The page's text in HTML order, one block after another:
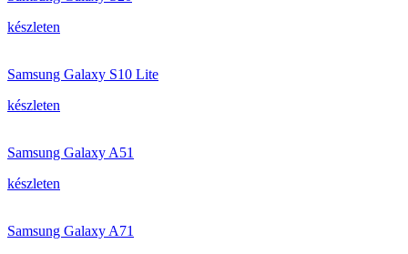
készleten
Samsung Galaxy S10 Lite
készleten
Samsung Galaxy A51
készleten
Samsung Galaxy A71